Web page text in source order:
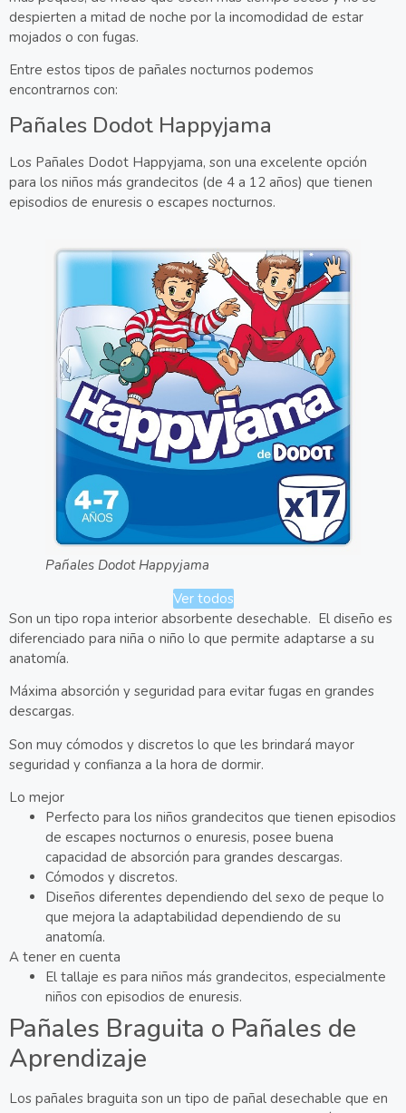
despierten a mitad de noche por la incomodidad de estar
mojados o con fugas.
Entre estos tipos de pañales nocturnos podemos
encontrarnos con:
Pañales Dodot Happyjama
Los Pañales Dodot Happyjama, son una excelente opción
para los niños más grandecitos (de 4 a 12 años) que tienen
episodios de enuresis o escapes nocturnos.
Pañales Dodot Happyjama
Ver todos
Son un tipo ropa interior absorbente desechable. El diseño es
diferenciado para niña o niño lo que permite adaptarse a su
anatomía.
Máxima absorción y seguridad para evitar fugas en grandes
descargas.
Son muy cómodos y discretos lo que les brindará mayor
seguridad y confianza a la hora de dormir.
Lo mejor
Perfecto para los niños grandecitos que tienen episodios
de escapes nocturnos o enuresis, posee buena
capacidad de absorción para grandes descargas.
Cómodos y discretos.
Diseños diferentes dependiendo del sexo de peque lo
que mejora la adaptabilidad dependiendo de su
anatomía.
A tener en cuenta
El tallaje es para niños más grandecitos, especialmente
niños con episodios de enuresis.
Pañales Braguita o Pañales de
Aprendizaje
Los pañales braguita son un tipo de pañal desechable que en